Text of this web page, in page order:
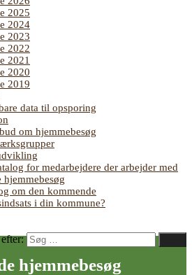
2025
2024
2023
2022
2021
2020
2019
data til opsporing
om hjemmebesøg
for medarbejdere der arbejder med
om den kommende
i din kommune?
hjemmebesøg